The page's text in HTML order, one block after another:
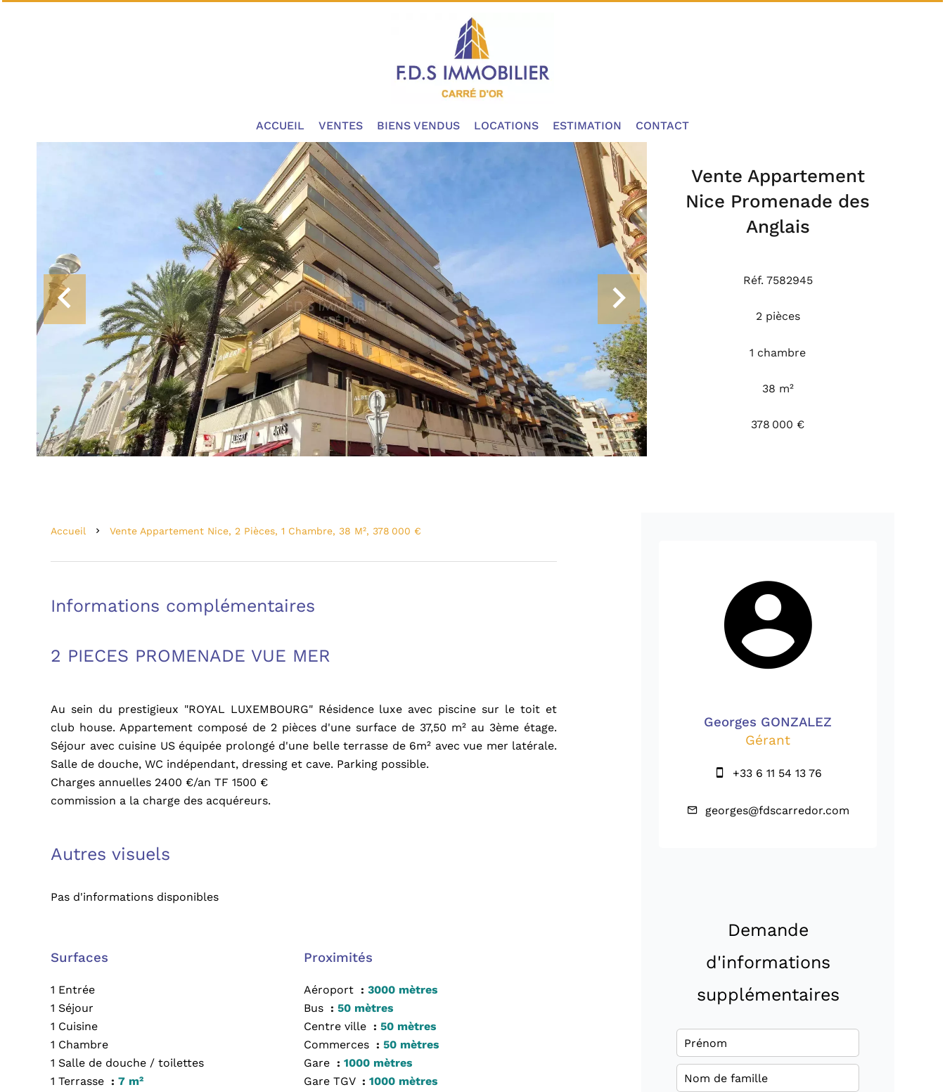
ACCUEIL VENTES BIENS VENDUS LOCATIONS ESTIMATION CONTACT
Vente Appartement
Nice Promenade des
Anglais
Réf. 7582945
2 pièces
1 chambre
38 m²
378 000 €
Accueil Vente Appartement Nice, 2 Pièces, 1 Chambre, 38 M², 378 000 €
Informations complémentaires
2 PIECES PROMENADE VUE MER
Au sein du prestigieux "ROYAL LUXEMBOURG" Résidence luxe avec piscine sur le toit et
club house. Appartement composé de 2 pièces d'une surface de 37,50 m² au 3ème étage.
Séjour avec cuisine US équipée prolongé d'une belle terrasse de 6m² avec vue mer latérale.
Salle de douche, WC indépendant, dressing et cave. Parking possible.
Charges annuelles 2400 €/an TF 1500 €
commission a la charge des acquéreurs.
Autres visuels
Pas d'informations disponibles
Surfaces
1 Entrée
1 Séjour
1 Cuisine
1 Chambre
1 Salle de douche / toilettes
1 Terrasse
7 m²
Proximités
Aéroport
3000 mètres
Bus
50 mètres
Centre ville
50 mètres
Commerces
50 mètres
Gare
1000 mètres
Gare TGV
1000 mètres
Georges GONZALEZ
Gérant
+33 6 11 54 13 76
georges@fdscarredor.com
Demande
d'informations
supplémentaires